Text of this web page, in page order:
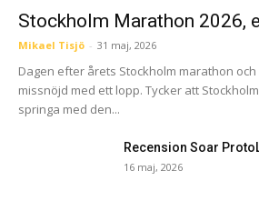
Stockholm Marathon 2026,
Mikael Tisjö - 31 maj, 2026
Dagen efter årets Stockholm marathon
missnöjd med ett lopp. Tycker att
springa med den...
Recension Soar
16 maj, 2026